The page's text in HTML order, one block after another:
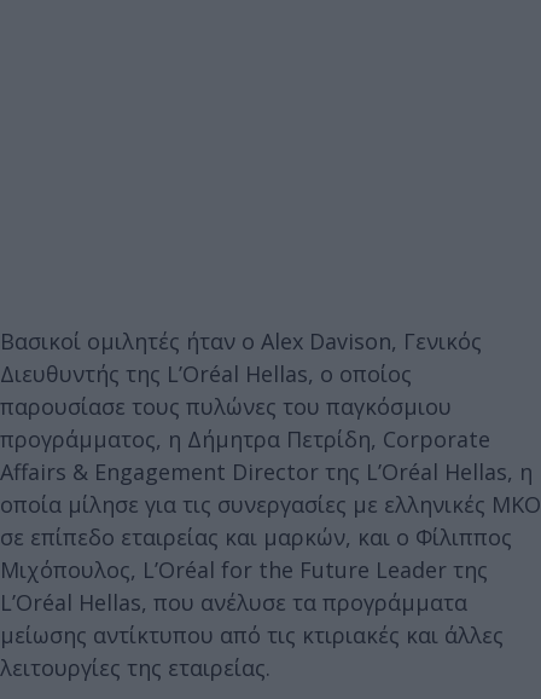
Βασικοί ομιλητές ήταν ο Alex Davison, Γενικός
Διευθυντής της L’Oréal Hellas, o oποίος
παρουσίασε τους πυλώνες του παγκόσμιου
προγράμματος, η Δήμητρα Πετρίδη, Corporate
Affairs & Engagement Director της L’Oréal Hellas, η
οποία μίλησε για τις συνεργασίες με ελληνικές ΜΚΟ
σε επίπεδο εταιρείας και μαρκών, και ο Φίλιππος
Μιχόπουλος, L’Oréal for the Future Leader της
L’Oréal Hellas, που ανέλυσε τα προγράμματα
μείωσης αντίκτυπου από τις κτιριακές και άλλες
λειτουργίες της εταιρείας.